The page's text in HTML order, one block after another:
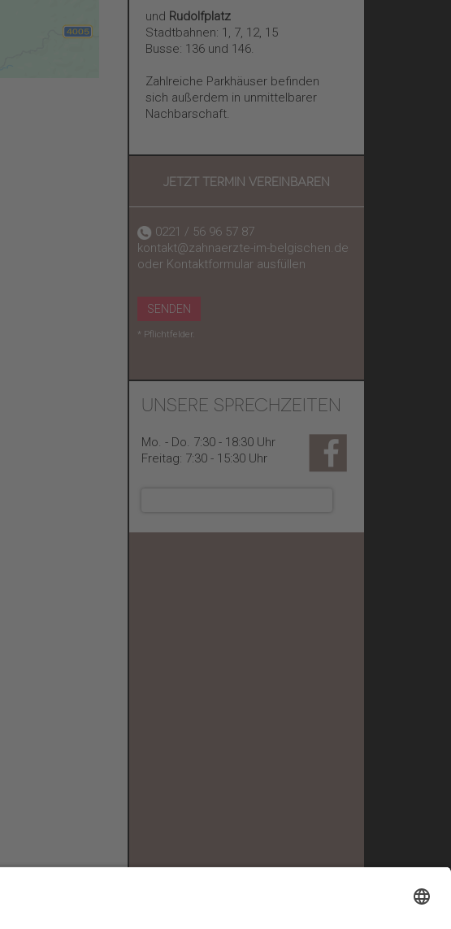
Mehr Informationen
Akzeptieren
powered byUsercentrics
Consent Management
Platform
und Rudolfplatz
Stadtbahnen: 1, 7, 12, 15
Busse: 136 und 146.
Zahlreiche Parkhäuser befinden
sich außerdem in unmittelbarer
Nachbarschaft.
JETZT TERMIN VEREINBAREN
0221 / 56 96 57 87
kontakt@zahnaerzte-im-belgischen.de
oder Kontaktformular ausfüllen
SENDEN
* Pflichtfelder.
UNSERE SPRECHZEITEN
Mo. - Do. 7:30 - 18:30 Uhr
Freitag: 7:30 - 15:30 Uhr